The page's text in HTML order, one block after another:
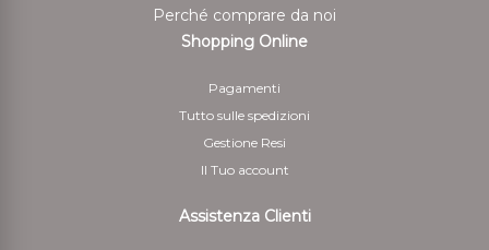
Perché comprare da noi
Shopping Online
Pagamenti
Tutto sulle spedizioni
Gestione Resi
Il Tuo account
Assistenza Clienti